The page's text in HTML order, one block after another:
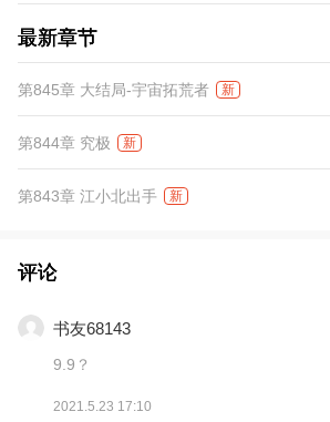
最新章节
第845章 大结局-宇宙拓荒者 新
第844章 究极 新
第843章 江小北出手 新
评论
书友68143
9.9？
2021.5.23 17:10